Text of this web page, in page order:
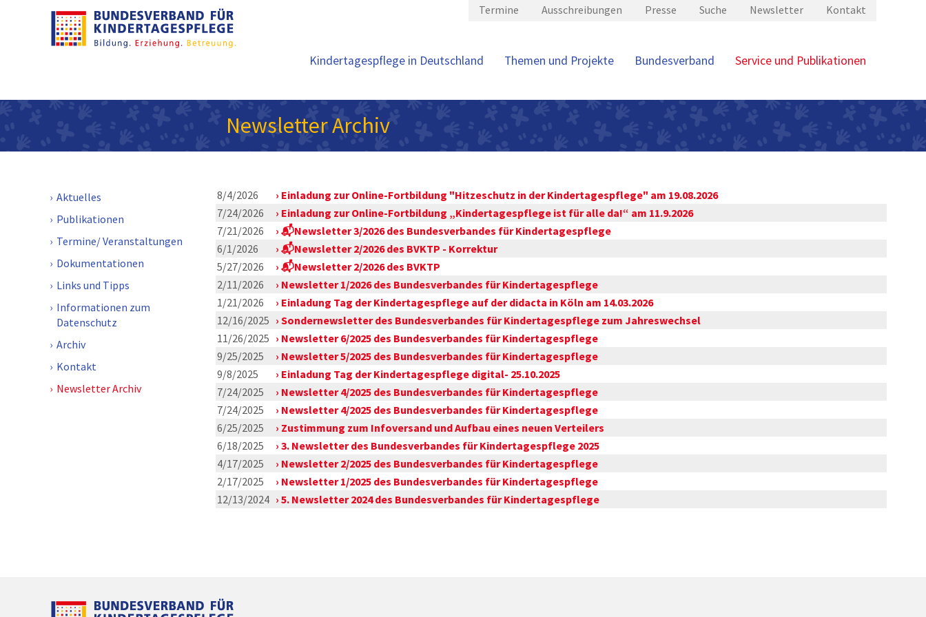
Termine Ausschreibungen Presse Suche Newsletter Kontakt
Kindertagespflege in Deutschland Themen und Projekte Bundesverband Service und Publikationen
Newsletter Archiv
Aktuelles
Publikationen
Termine/ Veranstaltungen
Dokumentationen
Links und Tipps
Informationen zum
Datenschutz
Archiv
Kontakt
Newsletter Archiv
8/4/2026
Einladung zur Online-Fortbildung "Hitzeschutz in der Kindertagespflege" am 19.08.2026
7/24/2026
Einladung zur Online-Fortbildung „Kindertagespflege ist für alle da!“ am 11.9.2026
7/21/2026
📬Newsletter 3/2026 des Bundesverbandes für Kindertagespflege
6/1/2026
📬Newsletter 2/2026 des BVKTP - Korrektur
5/27/2026
📬Newsletter 2/2026 des BVKTP
2/11/2026
Newsletter 1/2026 des Bundesverbandes für Kindertagespflege
1/21/2026
Einladung Tag der Kindertagespflege auf der didacta in Köln am 14.03.2026
12/16/2025
Sondernewsletter des Bundesverbandes für Kindertagespflege zum Jahreswechsel
11/26/2025
Newsletter 6/2025 des Bundesverbandes für Kindertagespflege
9/25/2025
Newsletter 5/2025 des Bundesverbandes für Kindertagespflege
9/8/2025
Einladung Tag der Kindertagespflege digital- 25.10.2025
7/24/2025
Newsletter 4/2025 des Bundesverbandes für Kindertagespflege
7/24/2025
Newsletter 4/2025 des Bundesverbandes für Kindertagespflege
6/25/2025
Zustimmung zum Infoversand und Aufbau eines neuen Verteilers
6/18/2025
3. Newsletter des Bundesverbandes für Kindertagespflege 2025
4/17/2025
Newsletter 2/2025 des Bundesverbandes für Kindertagespflege
2/17/2025
Newsletter 1/2025 des Bundesverbandes für Kindertagespflege
12/13/2024
5. Newsletter 2024 des Bundesverbandes für Kindertagespflege